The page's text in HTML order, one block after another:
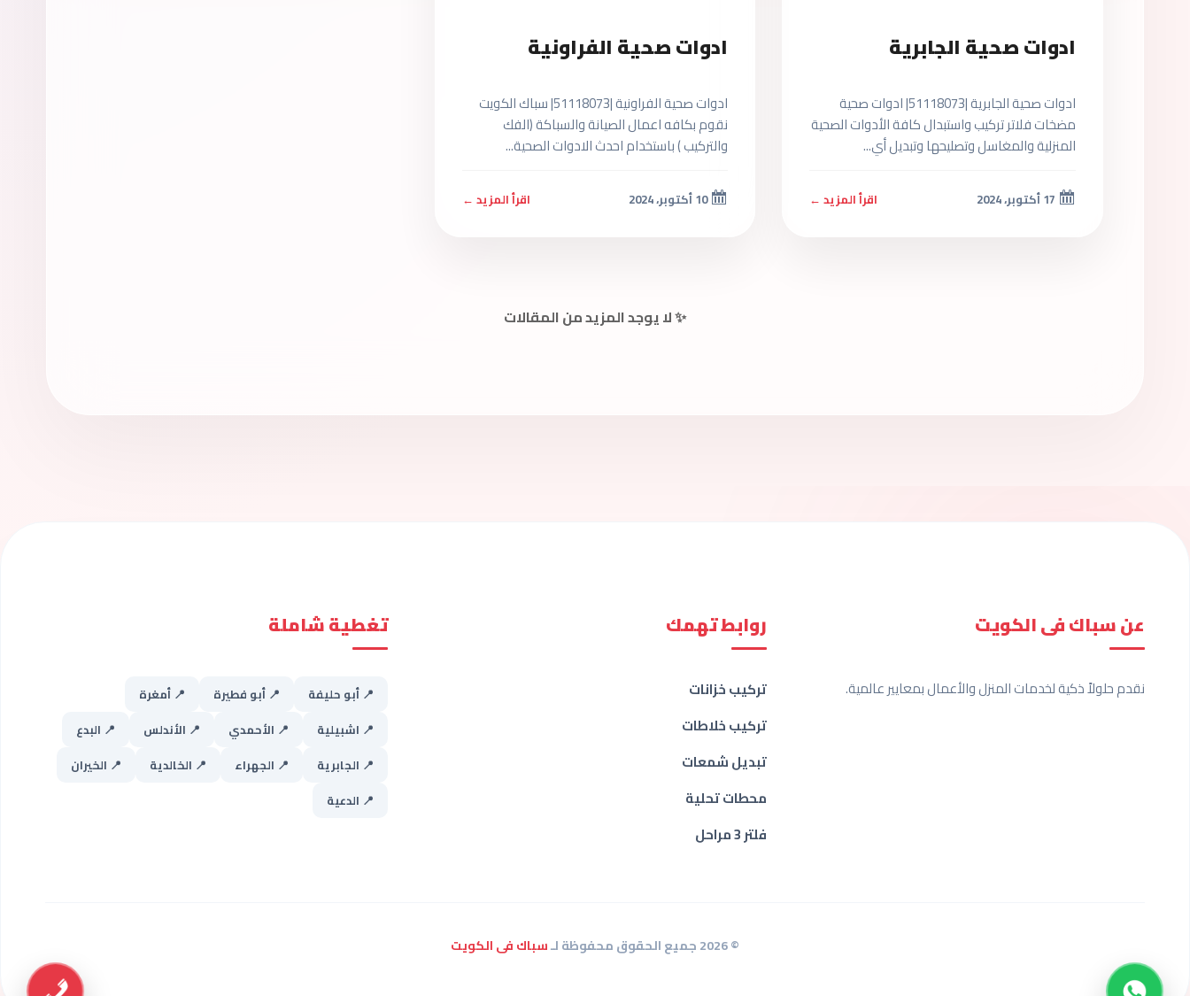
ادوات صحية الجابرية
ادوات صحية الجابرية |51118073| ادوات صحية
مضخات فلاتر تركيب واستبدال كافة الأدوات الصحية
المنزلية والمغاسل وتصليحها وتبديل أي...
اقرأ المزيد ←
ادوات صحية الفراونية
ادوات صحية الفراونية |51118073| سباك الكويت
نقوم بكافه اعمال الصيانة والسباكة (الفك
والتركيب ) باستخدام احدث الادوات الصحية...
10 أكتوبر، 2024 اقرأ المزيد ←
✨ لا يوجد المزيد من المقالات
عن سباك فى الكويت
نقدم حلولاً ذكية لخدمات المنزل والأعمال بمعايير عالمية.
روابط تهمك
تركيب خزانات
تركيب خلاطات
تبديل شمعات
محطات تحلية
فلتر 3 مراحل
تغطية شاملة
📍 أبو حليفة 📍 أبو فطيرة
📍 أمغرة
📍 اشبيلية
📍 الأحمدي 📍 الأندلس
📍 البدع
📍 الجابرية
📍 الجهراء 📍 الخالدية
📍 الخيران
📍 الدعية
© 2026 جميع الحقوق محفوظة لـ سباك فى الكويت